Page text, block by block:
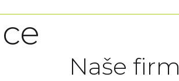
Naše firm